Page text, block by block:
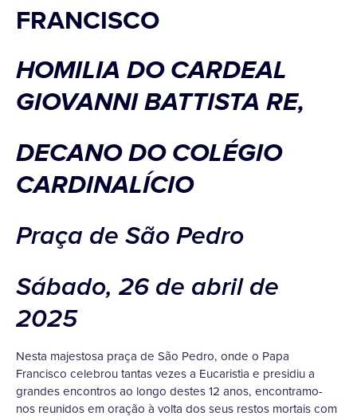
FRANCISCO
HOMILIA DO CARDEAL
GIOVANNI BATTISTA RE,
DECANO DO COLÉGIO
CARDINALÍCIO
Praça de São Pedro
Sábado, 26 de abril de
2025
Nesta majestosa praça de São Pedro, onde o Papa
Francisco celebrou tantas vezes a Eucaristia e presidiu a
grandes encontros ao longo destes 12 anos, encontramo-
nos reunidos em oração à volta dos seus restos mortais com